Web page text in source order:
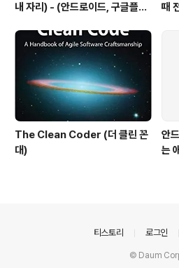
내 자리) - (안드로이드, 구글플레
때
The Clean Coder (더 클린 꼰
대)
안
는
티스토리 로그인
© Daum